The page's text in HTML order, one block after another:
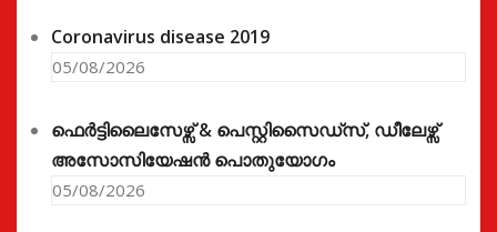
Coronavirus disease 2019
05/08/2026
ഫെർട്ടിലൈസേഴ്സ് & പെസ്റ്റിസൈഡ്സ്, ഡീലേഴ്സ്
അസോസിയേഷൻ പൊതുയോഗം
05/08/2026